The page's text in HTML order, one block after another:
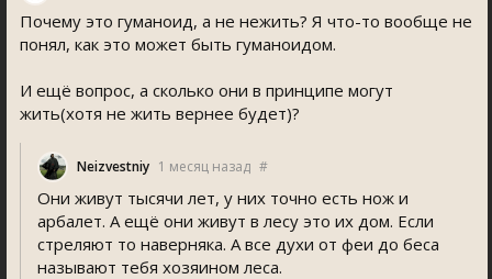
Почему это гуманоид, а не нежить? Я что-то вообще не
понял, как это может быть гуманоидом.
И ещё вопрос, а сколько они в принципе могут
жить(хотя не жить вернее будет)?
Neizvestniy 1 месяц назад #
Они живут тысячи лет, у них точно есть нож и
арбалет. А ещё они живут в лесу это их дом. Если
стреляют то наверняка. А все духи от феи до беса
называют тебя хозяином леса.